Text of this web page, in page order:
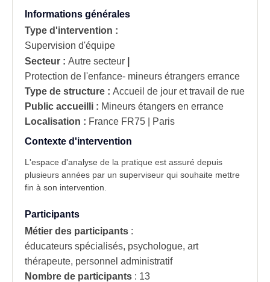
Informations générales
Type d'intervention :
Supervision d'équipe
Secteur : Autre secteur
Protection de l'enfance- mineurs étrangers errance
Type de structure : Accueil de jour et travail de rue
Public accueilli : Mineurs étangers en errance
Localisation : France FR75 | Paris
Contexte d'intervention
L'espace d'analyse de la pratique est assuré depuis
plusieurs années par un superviseur qui souhaite mettre
fin à son intervention.
Participants
Métier des participants :
éducateurs spécialisés, psychologue, art
thérapeute, personnel administratif
Nombre de participants : 13